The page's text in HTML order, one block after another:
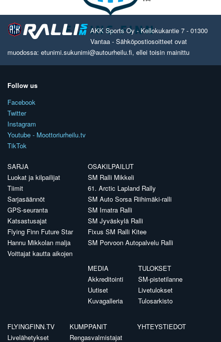
AKK Sports Oy - Kellokukantie 7 - 01300
Vantaa - Sähköpostiosoitteet ovat
muodossa: etunimi.sukunimi@autourheilu.fi, ellei toisin mainittu
Follow us
Facebook
Twitter
Instagram
Youtube - Moottoriurheilu.tv
TikTok
SARJA
Luokat ja kilpailijat
Tiimit
Sarjasäännöt
GPS-seuranta
Katsastusajat
Flying Finn Future Star
Hannu Mikkolan malja
Voittajat kautta aikojen
OSAKILPAILUT
SM Ralli Mikkeli
61. Arctic Lapland Rally
SM Auto Sorsa Riihimäki-ralli
SM Imatra Ralli
SM Jyväskylä Ralli
Fixus SM Ralli Kitee
SM Porvoon Autopalvelu Ralli
MEDIA
Akkreditointi
Uutiset
Kuvagalleria
TULOKSET
SM-pistetilanne
Livetulokset
Tulosarkisto
FLYINGFINN.TV
Livelähetykset
KUMPPANIT
Rengasvalmistajat
YHTEYSTIEDOT